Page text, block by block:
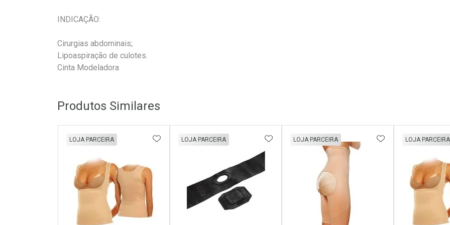
INDICAÇÃO:
Cirurgias abdominais;
Lipoaspiração de culotes.
Cinta Modeladora
Produtos Similares
LOJA PARCEIRA ADICIONAR AOS FAVORITOS
LOJA PARCEIRA ADICIONAR AOS FAVORITOS
LOJA PARCEIRA ADICIONAR AOS
LOJA PARCEIRA